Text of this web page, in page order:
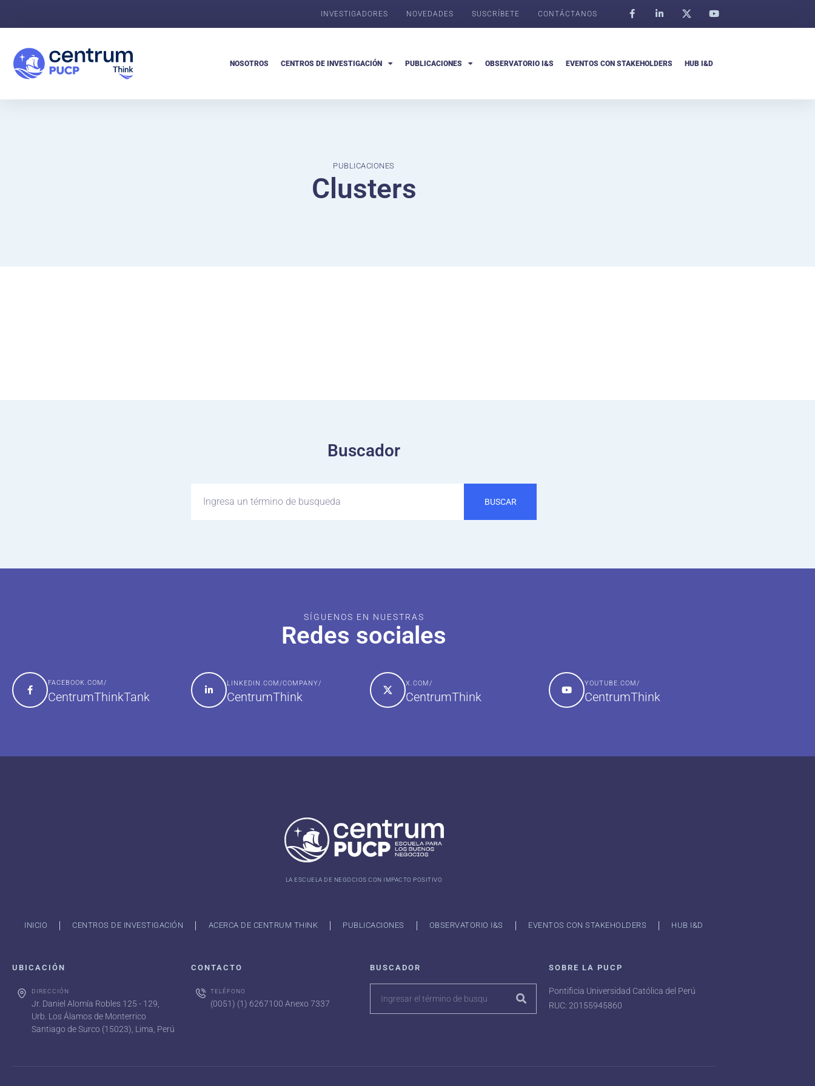
INVESTIGADORES NOVEDADES SUSCRÍBETE CONTÁCTANOS
NOSOTROS CENTROS DE INVESTIGACIÓN PUBLICACIONES OBSERVATORIO I&S EVENTOS CON STAKEHOLDERS HUB I&D
PUBLICACIONES
Clusters
Buscador
BUSCAR
SÍGUENOS EN NUESTRAS
Redes sociales
FACEBOOK.COM/
CentrumThinkTank
LINKEDIN.COM/COMPANY/
CentrumThink
X.COM/
CentrumThink
YOUTUBE.COM/
CentrumThink
LA ESCUELA DE NEGOCIOS CON IMPACTO POSITIVO
INICIO CENTROS DE INVESTIGACIÓN ACERCA DE CENTRUM THINK PUBLICACIONES OBSERVATORIO I&S EVENTOS CON STAKEHOLDERS HUB I&D
UBICACIÓN
DIRECCIÓN
Jr. Daniel Alomía Robles 125 - 129,
Urb. Los Álamos de Monterrico
Santiago de Surco (15023), Lima, Perú
CONTACTO
TELÉFONO
(0051) (1) 6267100 Anexo 7337
BUSCADOR SOBRE LA PUCP
Pontificia Universidad Católica del Perú
RUC: 20155945860